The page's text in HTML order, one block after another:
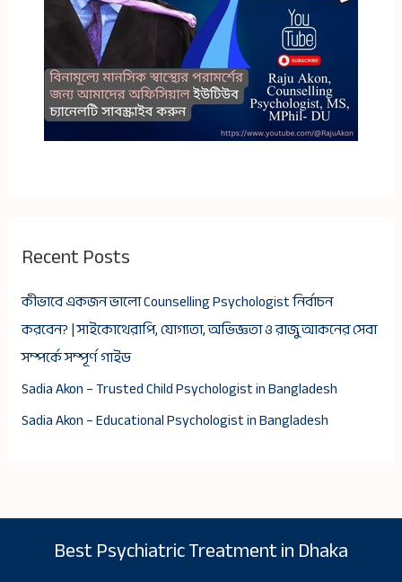
Recent Posts
কীভাবে একজন ভালো Counselling Psychologist নির্বাচন
করবেন? | সাইকোথেরাপি, যোগ্যতা, অভিজ্ঞতা ও রাজু আকনের সেবা
সম্পর্কে সম্পূর্ণ গাইড
Sadia Akon – Trusted Child Psychologist in Bangladesh
Sadia Akon – Educational Psychologist in Bangladesh
Best Psychiatric Treatment in Dhaka